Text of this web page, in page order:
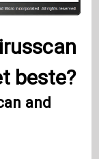
beste?
and